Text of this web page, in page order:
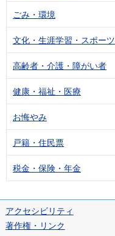
ごみ・環境
文化・生涯学習・スポーツ
高齢者・介護・障がい者
健康・福祉・医療
お悔やみ
戸籍・住民票
税金・保険・年金
アクセシビリティ
著作権・リンク